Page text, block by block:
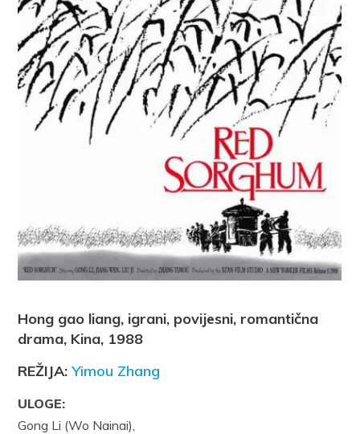
Hong gao liang, igrani, povijesni, romantična
drama, Kina, 1988
REŽIJA:Yimou Zhang
ULOGE:
Gong Li (Wo Nainai),